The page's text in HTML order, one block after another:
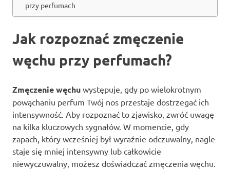
przy perfumach
Jak rozpoznać zmęczenie
węchu przy perfumach?
Zmęczenie węchu występuje, gdy po wielokrotnym
powąchaniu perfum Twój nos przestaje dostrzegać ich
intensywność. Aby rozpoznać to zjawisko, zwróć uwagę
na kilka kluczowych sygnałów. W momencie, gdy
zapach, który wcześniej był wyraźnie odczuwalny, nagle
staje się mniej intensywny lub całkowicie
niewyczuwalny, możesz doświadczać zmęczenia węchu.